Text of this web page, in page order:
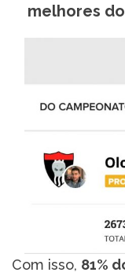
melhores
Com isso, 81%